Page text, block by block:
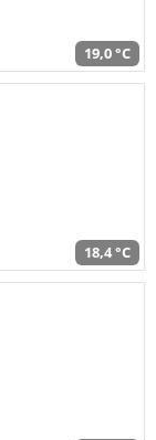
19,0 °C
18,4 °C